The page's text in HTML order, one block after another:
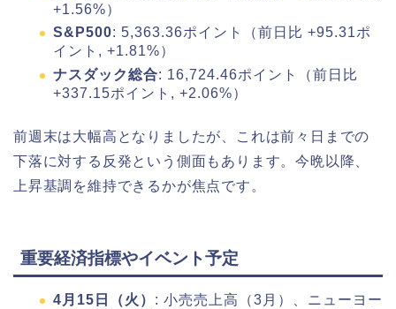
+1.56%）
S&P500: 5,363.36ポイント（前日比 +95.31ポ
イント, +1.81%）
ナスダック総合: 16,724.46ポイント（前日比
+337.15ポイント, +2.06%）
前週末は大幅高となりましたが、これは前々日までの
下落に対する反発という側面もあります。今晩以降、
上昇基調を維持できるかが焦点です。
重要経済指標やイベント予定
4月15日（火） : 小売売上高（3月）、ニューヨー